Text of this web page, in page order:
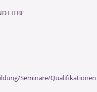
LIEBE
Seminare/Qualifikationen